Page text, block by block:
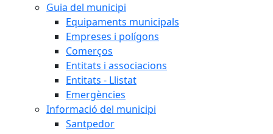
Guia del municipi
Equipaments municipals
Empreses i polígons
Comerços
Entitats i associacions
Entitats - Llistat
Emergències
Informació del municipi
Santpedor